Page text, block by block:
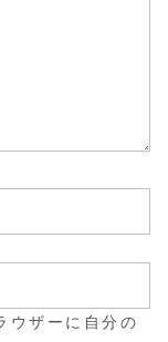
ウザーに自分の